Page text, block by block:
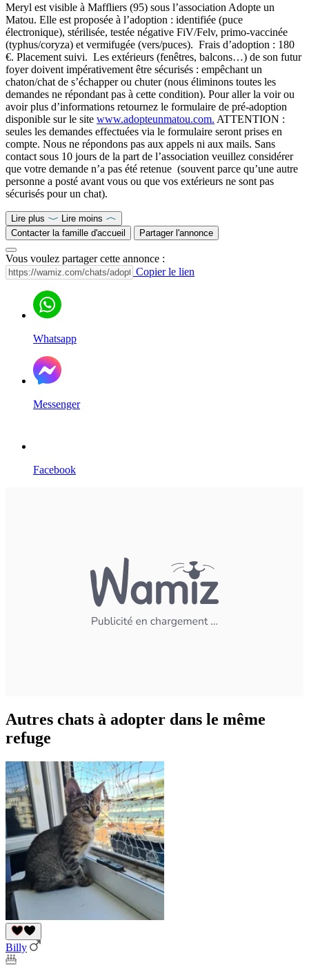
Meryl est visible à Maffliers (95) sous l’association Adopte un
Matou. Elle est proposée à l’adoption : identifiée (puce
électronique), stérilisée, testée négative FiV/Felv, primo-vaccinée
(typhus/coryza) et vermifugée (vers/puces). Frais d’adoption : 180
€. Placement suivi. Les extérieurs (fenêtres, balcons…) de son futur
foyer doivent impérativement être sécurisés : empêchant un
chaton/chat de s’échapper ou chuter (nous éliminons toutes les
demandes ne répondant pas à cette condition). Pour aller la voir ou
avoir plus d’informations retournez le formulaire de pré-adoption
disponible sur le site www.adopteunmatou.com. ATTENTION :
seules les demandes effectuées via le formulaire seront prises en
compte. Nous ne répondons pas aux appels ni aux mails. Sans
contact sous 10 jours de la part de l’association veuillez considérer
que votre demande n’a pas été retenue (souvent parce qu’une autre
personne a posté avant vous ou que vos extérieurs ne sont pas
sécurisés pour un chat).
Lire plus
Lire moins
Contacter la famille d'accueil
Partager l'annonce
Vous voulez partager cette annonce :
Copier le lien
Whatsapp
Messenger
Facebook
Autres chats à adopter dans le même
refuge
Billy